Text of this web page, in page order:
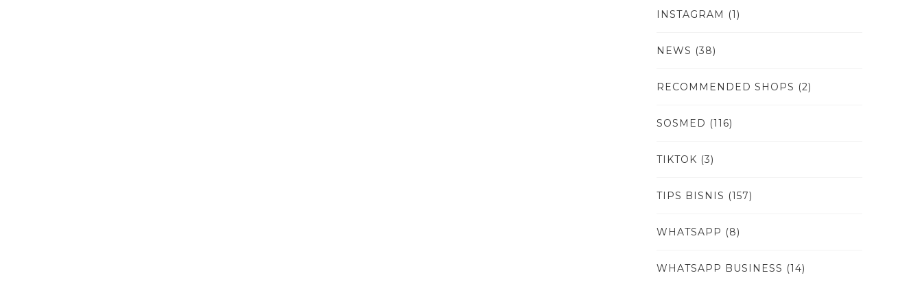
INSTAGRAM (1)
NEWS (38)
RECOMMENDED SHOPS (2)
SOSMED (116)
TIKTOK (3)
TIPS BISNIS (157)
WHATSAPP (8)
WHATSAPP BUSINESS (14)